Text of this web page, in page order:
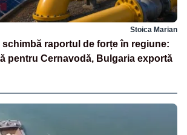
Stoica Marian
schimbă raportul de forțe în regiune:
pentru Cernavodă, Bulgaria exportă